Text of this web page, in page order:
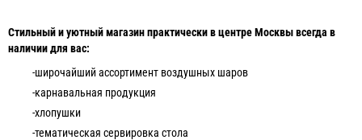
Стильный и уютный магазин практически в центре Москвы всегда в
наличии для вас:
-широчайший ассортимент воздушных шаров
-карнавальная продукция
-хлопушки
-тематическая сервировка стола